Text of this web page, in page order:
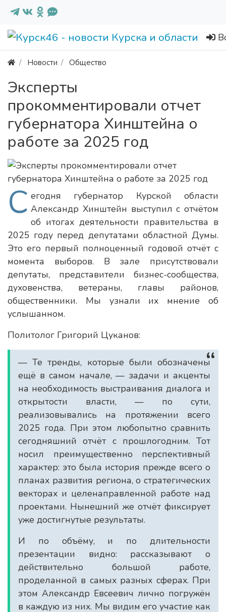
Новости Общество
Эксперты
прокомментировали отчет
губернатора Хинштейна о
работе за 2025 год
С егодня губернатор Курской области
Александр Хинштейн выступил с отчётом
об итогах деятельности правительства в
2025 году перед депутатами областной Думы.
Это его первый полноценный годовой отчёт с
момента выборов. В зале присутствовали
депутаты, представители бизнес-сообщества,
духовенства, ветераны, главы районов,
общественники. Мы узнали их мнение об
услышанном.
Политолог Григорий Цуканов:
— Те тренды, которые были обозначены
ещё в самом начале, — задачи и акценты
на необходимость выстраивания диалога и
открытости власти, — по сути,
реализовывались на протяжении всего
2025 года. При этом любопытно сравнить
сегодняшний отчёт с прошлогодним. Тот
носил преимущественно перспективный
характер: это была история прежде всего о
планах развития региона, о стратегических
векторах и целенаправленной работе над
проектами. Нынешний же отчёт фиксирует
уже достигнутые результаты.
И по объёму, и по длительности
презентации видно: рассказывают о
действительно большой работе,
проделанной в самых разных сферах. При
этом Александр Евсеевич лично погружён
в каждую из них. Мы видим его участие как